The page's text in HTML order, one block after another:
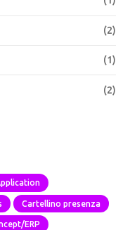
(2)
(1)
(2)
Cartellino presenza
ERP